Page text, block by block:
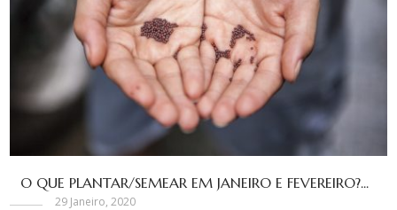
O QUE PLANTAR/SEMEAR EM JANEIRO E FEVEREIRO?...
29 Janeiro, 2020